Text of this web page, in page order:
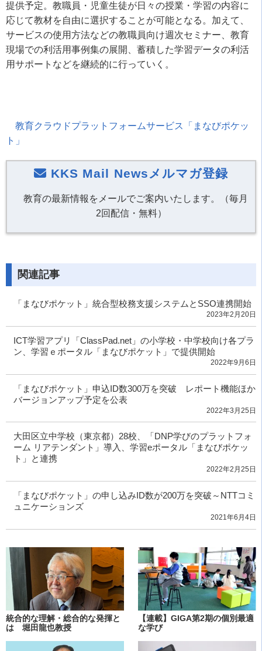
提供予定。教職員・児童生徒が日々の授業・学習の内容に
応じて教材を自由に選択することが可能となる。加えて、
サービスの使用方法などの教職員向け週次セミナー、教育
現場での利活用事例集の展開、蓄積した学習データの利活
用サポートなどを継続的に行っていく。
教育クラウドプラットフォームサービス「まなびポケッ
ト」
KKS Mail Newsメルマガ登録
教育の最新情報をメールでご案内いたします。（毎月
2回配信・無料）
関連記事
「まなびポケット」統合型校務支援システムとSSO連携開始
2023年2月20日
ICT学習アプリ「ClassPad.net」の小学校・中学校向け各プラ
ン、学習ｅポータル「まなびポケット」で提供開始
2022年9月6日
「まなびポケット」申込ID数300万を突破 レポート機能ほか
バージョンアップ予定を公表
2022年3月25日
大田区立中学校（東京都）28校、「DNP学びのプラットフォ
ーム リアテンダント」導入、学習eポータル「まなびポケッ
ト」と連携
2022年2月25日
「まなびポケット」の申し込みID数が200万を突破～NTTコミ
ュニケーションズ
2021年6月4日
統合的な理解・総合的な発揮と
は 堀田龍也教授
【連載】GIGA第2期の個別最適
な学び